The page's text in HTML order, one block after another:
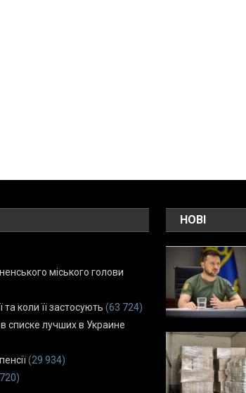
міського голови
коли її застосують (63 724)
списке лучших в Украине
(29 934)
НОВІ